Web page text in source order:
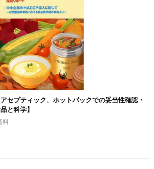
セプティック、ホットパックでの妥当性確認・
と科学】
料